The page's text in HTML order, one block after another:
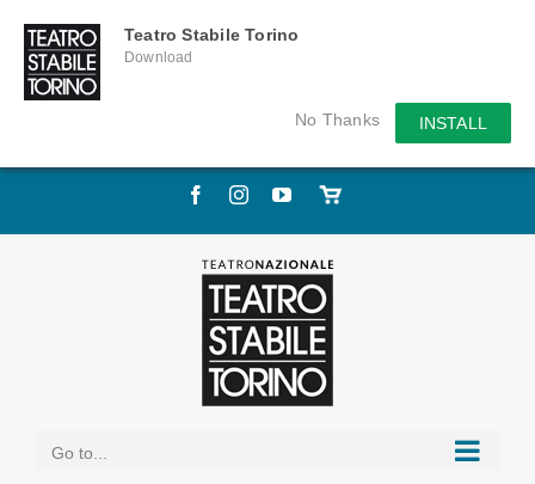
Teatro Stabile Torino
Download
No Thanks INSTALL
Skip
FacebookInstagramYouTube
Store
Go to...